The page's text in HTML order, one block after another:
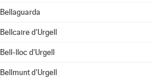
Bellaguarda
Bellcaire d'Urgell
Bell-lloc d'Urgell
Bellmunt d'Urgell